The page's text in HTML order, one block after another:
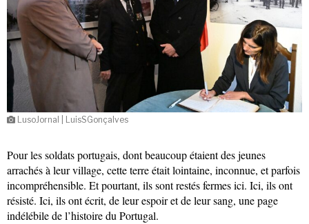
LusoJornal | LuisSGonçalves
Pour les soldats portugais, dont beaucoup étaient des jeunes
arrachés à leur village, cette terre était lointaine, inconnue, et parfois
incompréhensible. Et pourtant, ils sont restés fermes ici. Ici, ils ont
résisté. Ici, ils ont écrit, de leur espoir et de leur sang, une page
indélébile de l’histoire du Portugal.